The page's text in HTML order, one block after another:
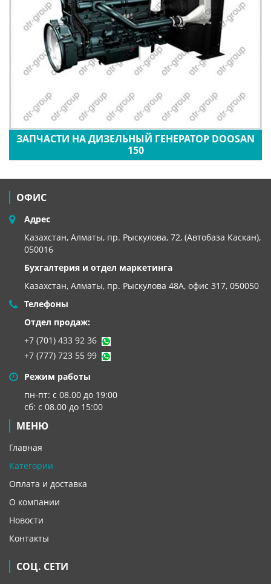
ЗАПЧАСТИ НА ДИЗЕЛЬНЫЙ ГЕНЕРАТОР DOOSAN
150
ОФИС
Адрес
Казахстан, Алматы, пр. Рыскулова, 72, (Автобаза Каскан),
050016
Бухгалтерия и отдел маркетинга
Казахстан, Алматы, пр. Рыскулова 48А, офис 317, 050050
Телефоны
Отдел продаж:
+7 (701) 433 92 36
+7 (777) 723 55 99
Режим работы
пн-пт: с 08.00 до 19:00
сб: с 08.00 до 15:00
МЕНЮ
Главная
Категории
Оплата и доставка
О компании
Новости
Контакты
СОЦ. СЕТИ